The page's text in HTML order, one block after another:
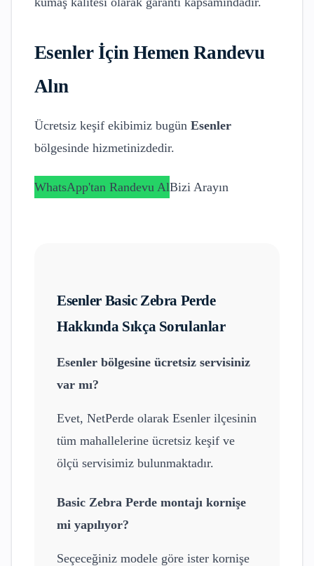
Esenlerİçin Hemen Randevu
Alın
Ücretsiz keşif ekibimiz bugün Esenler
bölgesinde hizmetinizdedir.
WhatsApp'tan Randevu AlBizi Arayın
Esenler Basic Zebra Perde
Hakkında Sıkça Sorulanlar
Esenler bölgesine ücretsiz servisiniz
var mı?
Evet, NetPerde olarak Esenler ilçesinin
tüm mahallelerine ücretsiz keşif ve
ölçü servisimiz bulunmaktadır.
Basic Zebra Perde montajı kornişe
mi yapılıyor?
Seçeceğiniz modele göre ister kornişe